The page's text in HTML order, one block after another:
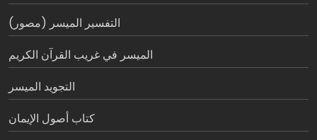
التفسير الميسر (مصور)
الميسر في غريب القرآن الكريم
التجويد الميسر
كتاب أصول الإيمان